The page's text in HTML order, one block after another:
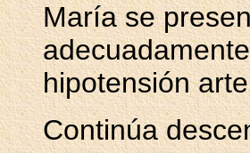
María se
hipotensión
Continúa